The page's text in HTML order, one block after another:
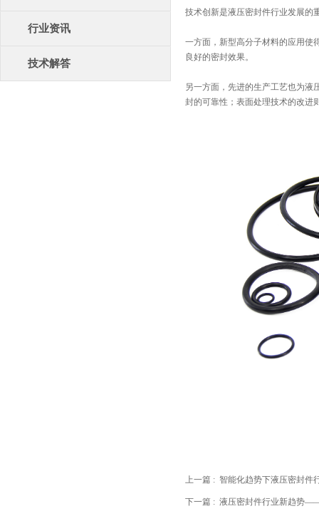
行业资讯
技术解答
技术创新是液压密封件行业发展的
一方面，新型高分子材料的应用使
良好的密封效果。
另一方面，先进的生产工艺也为液
封的可靠性；表面处理技术的改进
上一篇 : 智能化趋势下液压密封件
下一篇 : 液压密封件行业新趋势